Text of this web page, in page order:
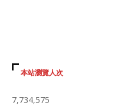
本站瀏覽人次
7,734,575